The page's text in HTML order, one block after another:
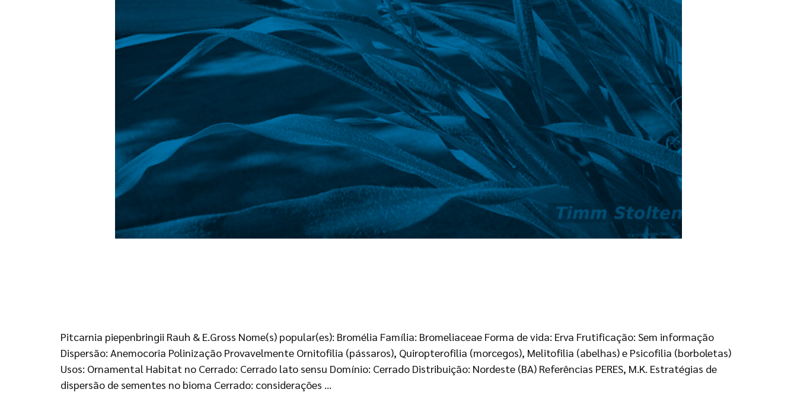
Pitcarnia piepenbringii Rauh & E.Gross Nome(s) popular(es): Bromélia Família: Bromeliaceae Forma de vida: Erva Frutificação: Sem informação
Dispersão: Anemocoria Polinização Provavelmente Ornitofilia (pássaros), Quiropterofilia (morcegos), Melitofilia (abelhas) e Psicofilia (borboletas)
Usos: Ornamental Habitat no Cerrado: Cerrado lato sensu Domínio: Cerrado Distribuição: Nordeste (BA) Referências PERES, M.K. Estratégias de
dispersão de sementes no bioma Cerrado: considerações …